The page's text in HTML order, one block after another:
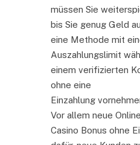
müssen Sie
bis Sie genug Geld
eine Methode mit
Auszahlungslimit
einem verifizierten
ohne eine
Einzahlung
Vor allem neue
Casino Bonus ohne